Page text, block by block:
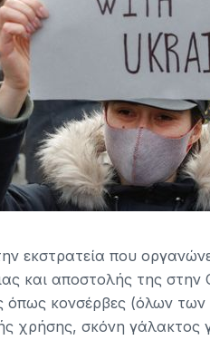
εκστρατεία που
και αποστολής της
όπως κονσέρβες (όλων των
χρήσης, σκόνη γάλακτος